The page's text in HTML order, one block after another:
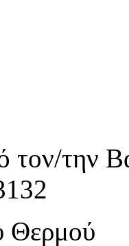
τον/την
Θερμού